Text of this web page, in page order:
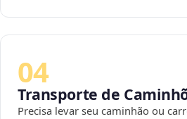
04
Transporte de
Precisa levar seu caminhão ou